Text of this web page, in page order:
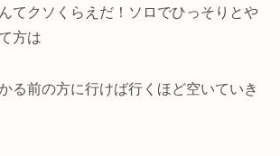
てクソくらえだ！ソロでひっそりとや
方は
る前の方に行けば行くほど空いていき